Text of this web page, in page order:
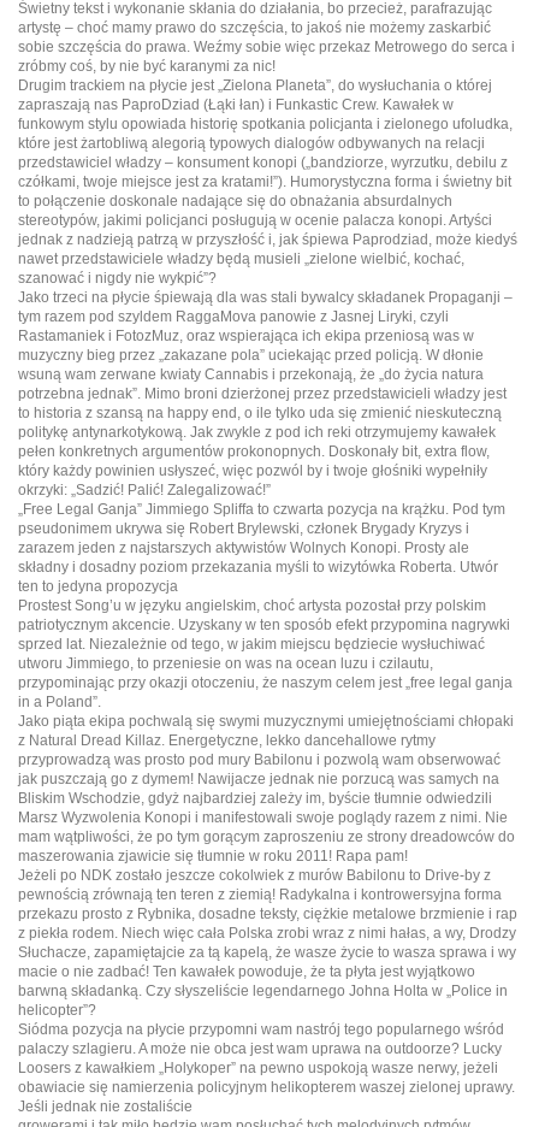
Świetny tekst i wykonanie skłania do działania, bo przecież, parafrazując
artystę – choć mamy prawo do szczęścia, to jakoś nie możemy zaskarbić
sobie szczęścia do prawa. Weźmy sobie więc przekaz Metrowego do serca i
zróbmy coś, by nie być karanymi za nic!
Drugim trackiem na płycie jest „Zielona Planeta”, do wysłuchania o której
zapraszają nas PaproDziad (Łąki łan) i Funkastic Crew. Kawałek w
funkowym stylu opowiada historię spotkania policjanta i zielonego ufoludka,
które jest żartobliwą alegorią typowych dialogów odbywanych na relacji
przedstawiciel władzy – konsument konopi („bandziorze, wyrzutku, debilu z
czółkami, twoje miejsce jest za kratami!”). Humorystyczna forma i świetny bit
to połączenie doskonale nadające się do obnażania absurdalnych
stereotypów, jakimi policjanci posługują w ocenie palacza konopi. Artyści
jednak z nadzieją patrzą w przyszłość i, jak śpiewa Paprodziad, może kiedyś
nawet przedstawiciele władzy będą musieli „zielone wielbić, kochać,
szanować i nigdy nie wykpić”?
Jako trzeci na płycie śpiewają dla was stali bywalcy składanek Propaganji –
tym razem pod szyldem RaggaMova panowie z Jasnej Liryki, czyli
Rastamaniek i FotozMuz, oraz wspierająca ich ekipa przeniosą was w
muzyczny bieg przez „zakazane pola” uciekając przed policją. W dłonie
wsuną wam zerwane kwiaty Cannabis i przekonają, że „do życia natura
potrzebna jednak”. Mimo broni dzierżonej przez przedstawicieli władzy jest
to historia z szansą na happy end, o ile tylko uda się zmienić nieskuteczną
politykę antynarkotykową. Jak zwykle z pod ich reki otrzymujemy kawałek
pełen konkretnych argumentów prokonopnych. Doskonały bit, extra flow,
który każdy powinien usłyszeć, więc pozwól by i twoje głośniki wypełniły
okrzyki: „Sadzić! Palić! Zalegalizować!”
„Free Legal Ganja” Jimmiego Spliffa to czwarta pozycja na krążku. Pod tym
pseudonimem ukrywa się Robert Brylewski, członek Brygady Kryzys i
zarazem jeden z najstarszych aktywistów Wolnych Konopi. Prosty ale
składny i dosadny poziom przekazania myśli to wizytówka Roberta. Utwór
ten to jedyna propozycja
Prostest Song’u w języku angielskim, choć artysta pozostał przy polskim
patriotycznym akcencie. Uzyskany w ten sposób efekt przypomina nagrywki
sprzed lat. Niezależnie od tego, w jakim miejscu będziecie wysłuchiwać
utworu Jimmiego, to przeniesie on was na ocean luzu i czilautu,
przypominając przy okazji otoczeniu, że naszym celem jest „free legal ganja
in a Poland”.
Jako piąta ekipa pochwalą się swymi muzycznymi umiejętnościami chłopaki
z Natural Dread Killaz. Energetyczne, lekko dancehallowe rytmy
przyprowadzą was prosto pod mury Babilonu i pozwolą wam obserwować
jak puszczają go z dymem! Nawijacze jednak nie porzucą was samych na
Bliskim Wschodzie, gdyż najbardziej zależy im, byście tłumnie odwiedzili
Marsz Wyzwolenia Konopi i manifestowali swoje poglądy razem z nimi. Nie
mam wątpliwości, że po tym gorącym zaproszeniu ze strony dreadowców do
maszerowania zjawicie się tłumnie w roku 2011! Rapa pam!
Jeżeli po NDK zostało jeszcze cokolwiek z murów Babilonu to Drive-by z
pewnością zrównają ten teren z ziemią! Radykalna i kontrowersyjna forma
przekazu prosto z Rybnika, dosadne teksty, ciężkie metalowe brzmienie i rap
z piekła rodem. Niech więc cała Polska zrobi wraz z nimi hałas, a wy, Drodzy
Słuchacze, zapamiętajcie za tą kapelą, że wasze życie to wasza sprawa i wy
macie o nie zadbać! Ten kawałek powoduje, że ta płyta jest wyjątkowo
barwną składanką. Czy słyszeliście legendarnego Johna Holta w „Police in
helicopter”?
Siódma pozycja na płycie przypomni wam nastrój tego popularnego wśród
palaczy szlagieru. A może nie obca jest wam uprawa na outdoorze? Lucky
Loosers z kawałkiem „Holykoper” na pewno uspokoją wasze nerwy, jeżeli
obawiacie się namierzenia policyjnym helikopterem waszej zielonej uprawy.
Jeśli jednak nie zostaliście